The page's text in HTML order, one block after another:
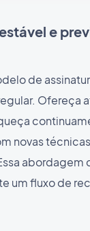
e
de
Ofereça
novas
abordagem
um fluxo de